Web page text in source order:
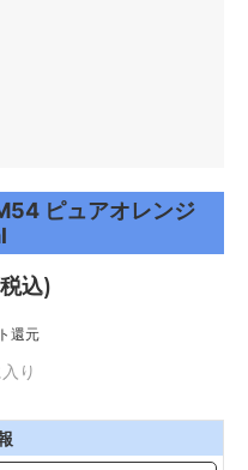
ピュアオレンジ
込)
還元
り